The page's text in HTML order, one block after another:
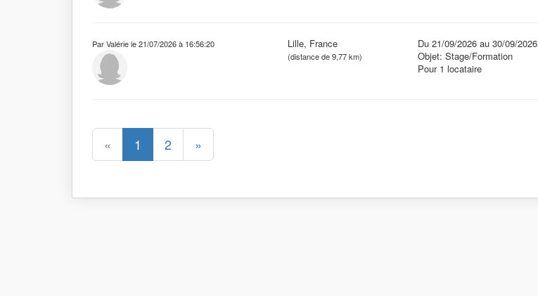
Par Valérie le 21/07/2026 à 16:56:20 Lille, France
(distance de 9,77 km)
Du 21/09/2026 au 30/09/2026
Objet: Stage/Formation
Pour 1 locataire
« 1 2 »